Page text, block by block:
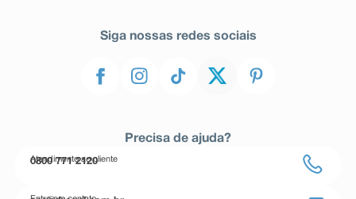
Siga nossas redes sociais
Precisa de ajuda?
Atendimento ao cliente
0800 771 2120